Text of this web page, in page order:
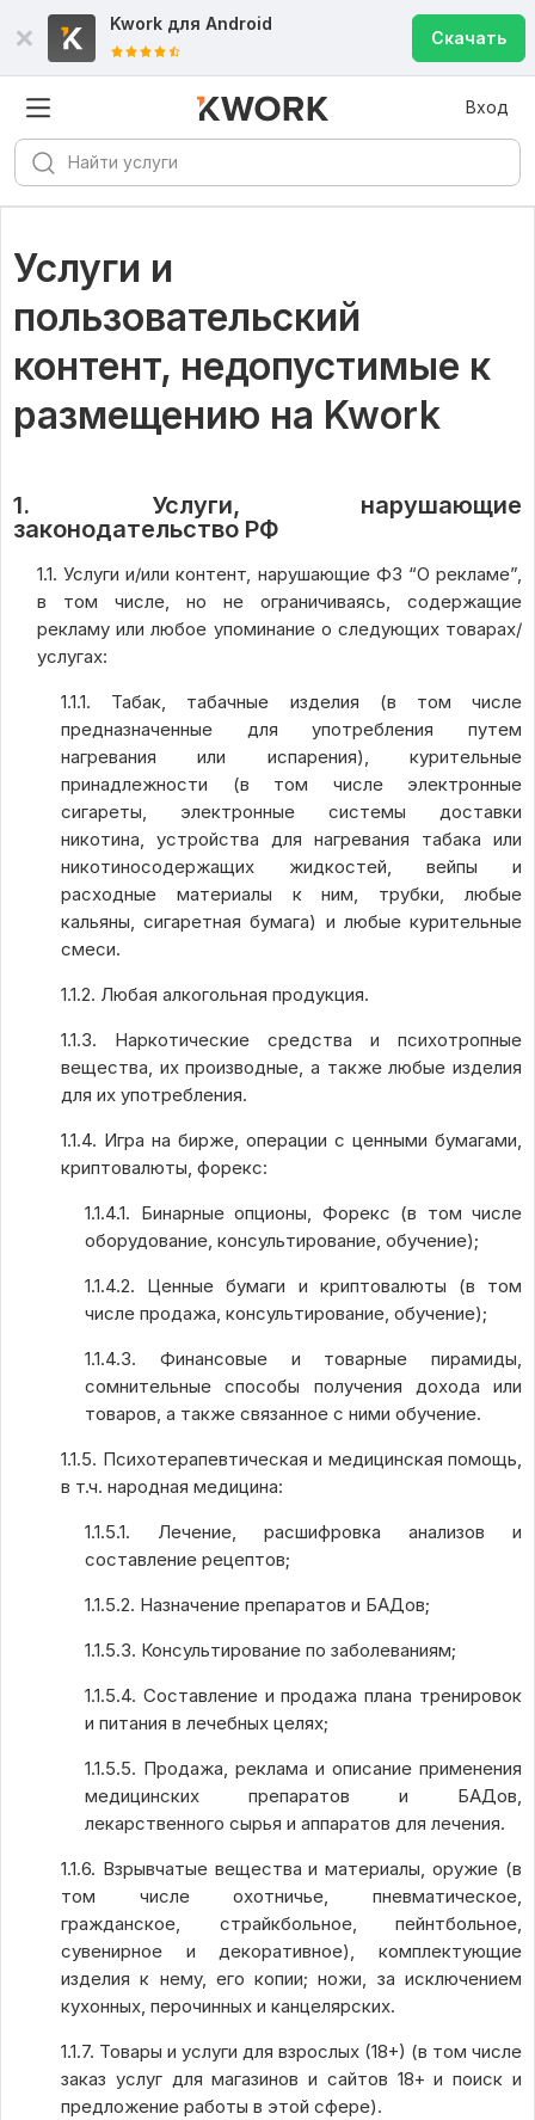
Kwork для Android
Скачать
Вход
Услуги и
пользовательский
контент, недопустимые к
размещению на Kwork
1. Услуги, нарушающие
законодательство РФ
1.1. Услуги и/или контент, нарушающие ФЗ “О рекламе”,
в том числе, но не ограничиваясь, содержащие
рекламу или любое упоминание о следующих товарах/
услугах:
1.1.1. Табак, табачные изделия (в том числе
предназначенные для употребления путем
нагревания или испарения), курительные
принадлежности (в том числе электронные
сигареты, электронные системы доставки
никотина, устройства для нагревания табака или
никотиносодержащих жидкостей, вейпы и
расходные материалы к ним, трубки, любые
кальяны, сигаретная бумага) и любые курительные
смеси.
1.1.2. Любая алкогольная продукция.
1.1.3. Наркотические средства и психотропные
вещества, их производные, а также любые изделия
для их употребления.
1.1.4. Игра на бирже, операции с ценными бумагами,
криптовалюты, форекс:
1.1.4.1. Бинарные опционы, Форекс (в том числе
оборудование, консультирование, обучение);
1.1.4.2. Ценные бумаги и криптовалюты (в том
числе продажа, консультирование, обучение);
1.1.4.3. Финансовые и товарные пирамиды,
сомнительные способы получения дохода или
товаров, а также связанное с ними обучение.
1.1.5. Психотерапевтическая и медицинская помощь,
в т.ч. народная медицина:
1.1.5.1. Лечение, расшифровка анализов и
составление рецептов;
1.1.5.2. Назначение препаратов и БАДов;
1.1.5.3. Консультирование по заболеваниям;
1.1.5.4. Составление и продажа плана тренировок
и питания в лечебных целях;
1.1.5.5. Продажа, реклама и описание применения
медицинских препаратов и БАДов,
лекарственного сырья и аппаратов для лечения.
1.1.6. Взрывчатые вещества и материалы, оружие (в
том числе охотничье, пневматическое,
гражданское, страйкбольное, пейнтбольное,
сувенирное и декоративное), комплектующие
изделия к нему, его копии; ножи, за исключением
кухонных, перочинных и канцелярских.
1.1.7. Товары и услуги для взрослых (18+) (в том числе
заказ услуг для магазинов и сайтов 18+ и поиск и
предложение работы в этой сфере).